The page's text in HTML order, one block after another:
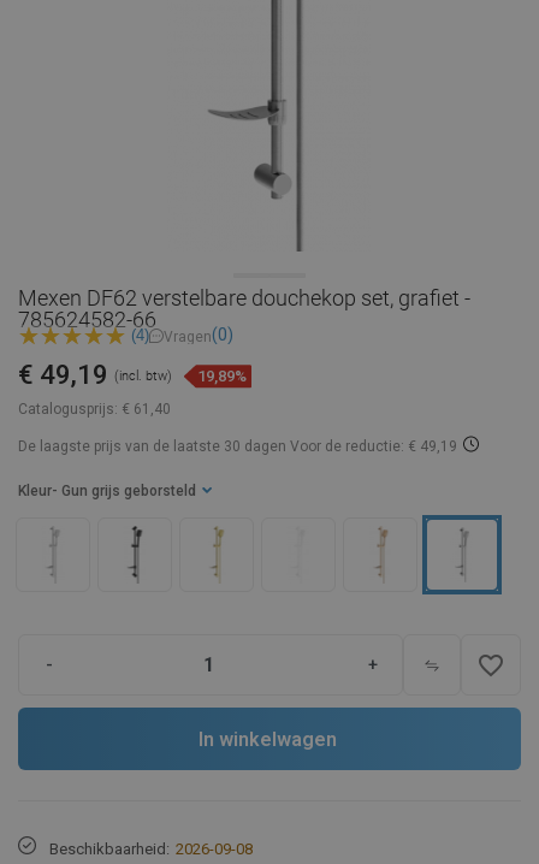
Mexen DF62 verstelbare douchekop set, grafiet -
785624582-66
(4) Vragen(0)
Catalogusprijs: € 61,40
€ 49,19 (incl. btw) 19,89%
De laagste prijs van de laatste 30 dagen Voor de reductie: € 49,19
Kleur - Gun grijs geborsteld
- + favorite_border
In winkelwagen
Beschikbaarheid: 2026-09-08